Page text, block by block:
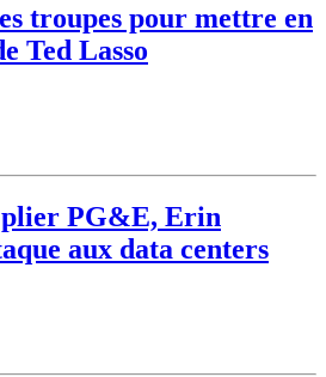
troupes pour mettre en
Ted Lasso
PG&E, Erin
aux data centers